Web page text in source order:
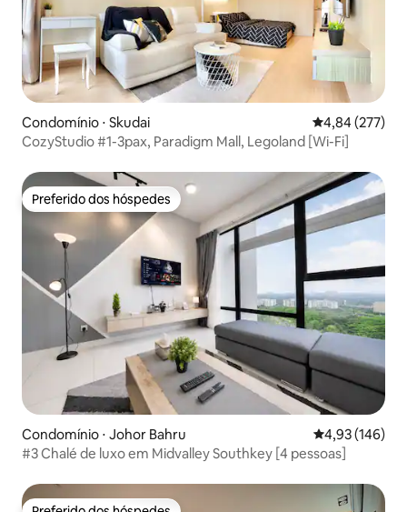
Condomínio ⋅ Skudai 4,84 de uma
4,84 (277)
CozyStudio #1-3pax, Paradigm Mall, Legoland [Wi-Fi]
Preferido dos hóspedes
Preferido dos hóspedes
Condomínio ⋅ Johor Bahru 4,93 de uma
4,93 (146)
#3 Chalé de luxo em Midvalley Southkey [4 pessoas]